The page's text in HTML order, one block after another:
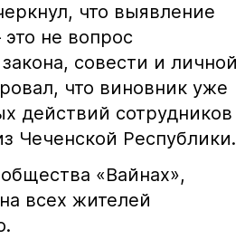
что выявление
не вопрос
совести и личной
что виновник уже
действий сотрудников
Чеченской Республики.
«Вайнах»,
всех жителей